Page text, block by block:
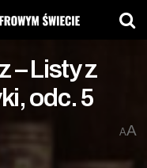
– Listy z
odc. 5
AA